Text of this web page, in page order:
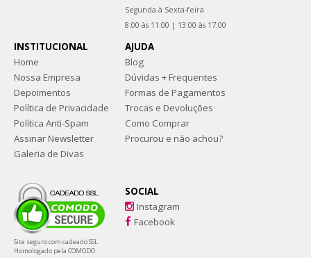
Segunda à Sexta-feira
8:00 às 11:00 | 13:00 às 17:00
INSTITUCIONAL
Home
Nossa Empresa
Depoimentos
Política de Privacidade
Política Anti-Spam
Assinar Newsletter
Galeria de Divas
AJUDA
Blog
Dúvidas + Frequentes
Formas de Pagamentos
Trocas e Devoluções
Como Comprar
Procurou e não achou?
Site seguro com cadeado SSL
Homologado pela COMODO
SOCIAL
Instagram
Facebook